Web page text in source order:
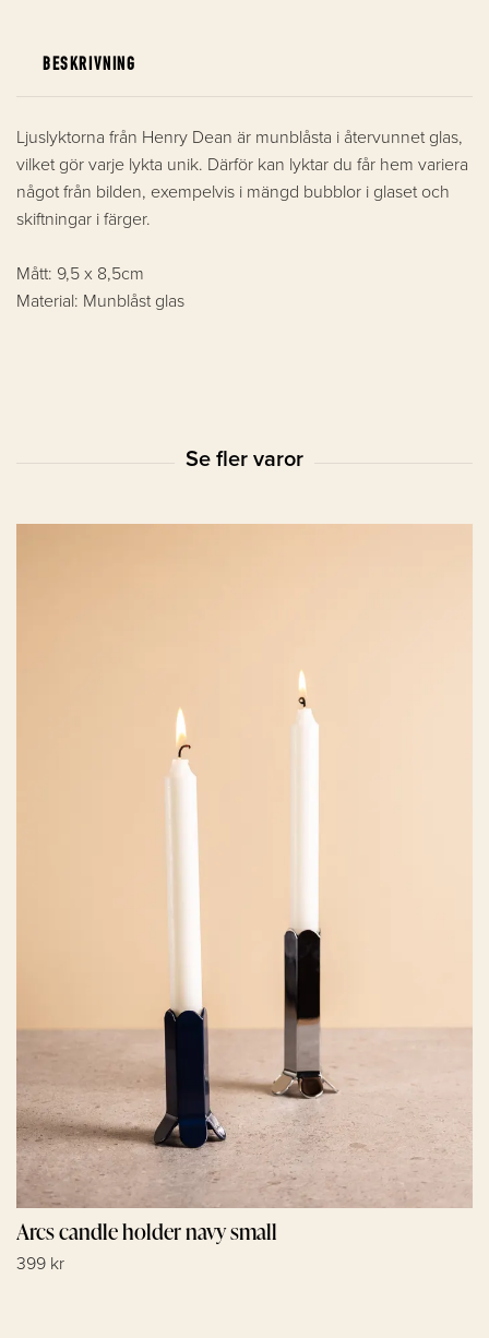
BESKRIVNING
Ljuslyktorna från Henry Dean är munblåsta i återvunnet glas,
vilket gör varje lykta unik. Därför kan lyktar du får hem variera
något från bilden, exempelvis i mängd bubblor i glaset och
skiftningar i färger.
Mått: 9,5 x 8,5cm
Material: Munblåst glas
Arcs candle holder navy small
399 kr